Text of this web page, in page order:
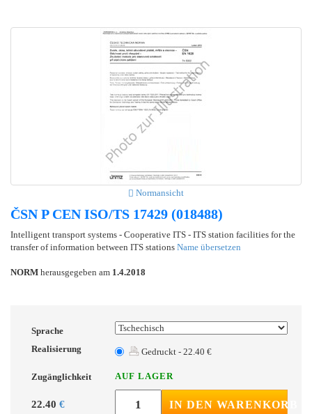
Normansicht
ČSN P CEN ISO/TS 17429 (018488)
Intelligent transport systems - Cooperative ITS - ITS station facilities for the
transfer of information between ITS stations Name übersetzen
NORM herausgegeben am 1.4.2018
Sprache
Realisierung
Gedruckt - 22.40 €
Zugänglichkeit AUF LAGER
22.40 € IN DEN WARENKORB